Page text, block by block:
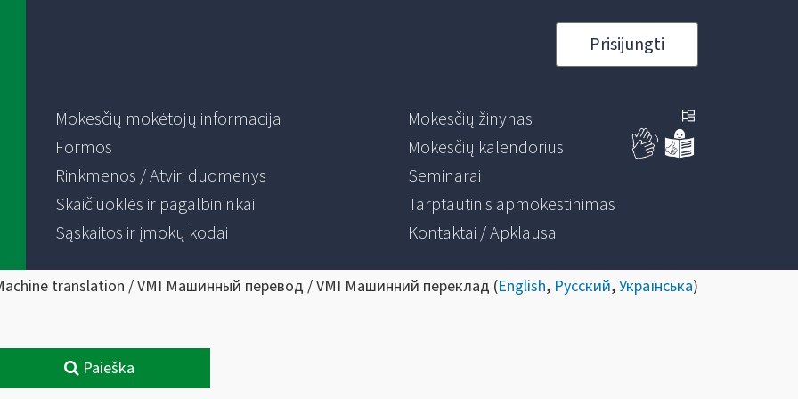
Prisijungti
Mokesčių mokėtojų informacija
Formos
Rinkmenos / Atviri duomenys
Skaičiuoklės ir pagalbininkai
Sąskaitos ir įmokų kodai
Mokesčių žinynas
Mokesčių kalendorius
Seminarai
Tarptautinis apmokestinimas
Kontaktai / Apklausa
translation / VMI Машинный перевод / VMI Машинний переклад (English, Русский,Українська)
Paieška